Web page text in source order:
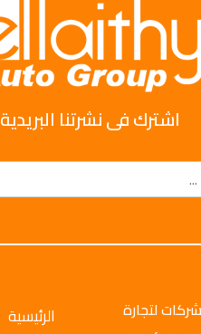
اشترك فى نشرتنا البريدية
أكبر الشركات لتجارة
الرئيسية